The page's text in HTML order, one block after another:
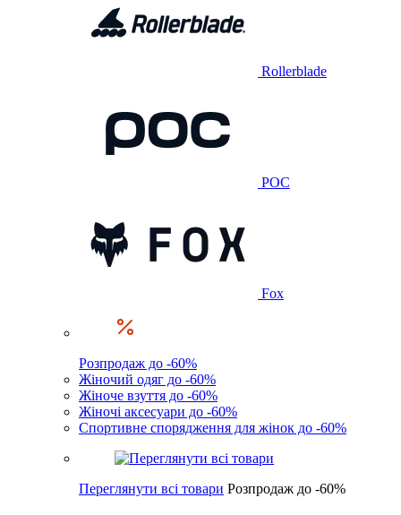
Rollerblade
POC
Fox
Розпродаж до -60%
Жіночий одяг до -60%
Жіноче взуття до -60%
Жіночі аксесуари до -60%
Спортивне спорядження для жінок до -60%
Переглянути всі товари Розпродаж до -60%